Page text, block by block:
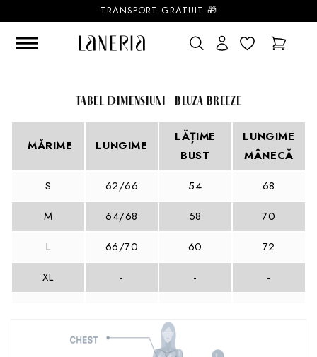
conținut
TRANSPORT GRATUIT 🎁
Cos
Tabel Dimensiuni - Bluza Breeze
MĂRIME LUNGIME
LĂȚIME
BUST
LUNGIME
MÂNECĂ
S
62/66 54
68
M
64/68 58
70
L
66/70 60
72
XL
- - -